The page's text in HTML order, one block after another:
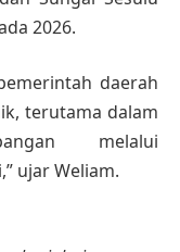
2026.
daerah
terutama dalam
melalui
ujar Weliam.